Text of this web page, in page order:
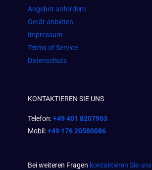
Angebot anfordern
Gerät anbieten
Impressum
Terms of Service
Datenschutz
KONTAKTIEREN SIE UNS
Telefon:+49 401 8207903
Mobil:+49 176 20580086
Bei weiteren Fragen kontaktieren Sie uns